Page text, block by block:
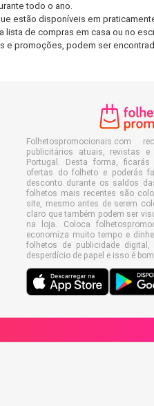
todo o ano.
estão disponíveis em
de compras em casa ou no
e promoções, podem ser
Folhetospromocionais.com
publicitários atuais, revistas
Portugal. Desta forma,
ofertas do folheto e poderás
desconto durante os saldos
folhetos mais recentes são
site, mesmo antes de serem
claro que também podem ser
na loja. Coloca
economiza muito tempo e
folhetos de publicidade
desperdício de papel e isso é